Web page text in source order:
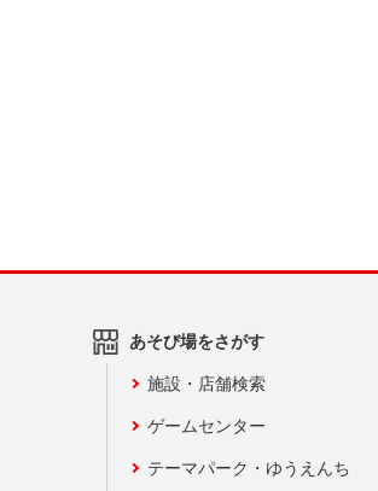
あそび場をさがす
施設・店舗検索
ゲームセンター
テーマパーク・ゆうえんち